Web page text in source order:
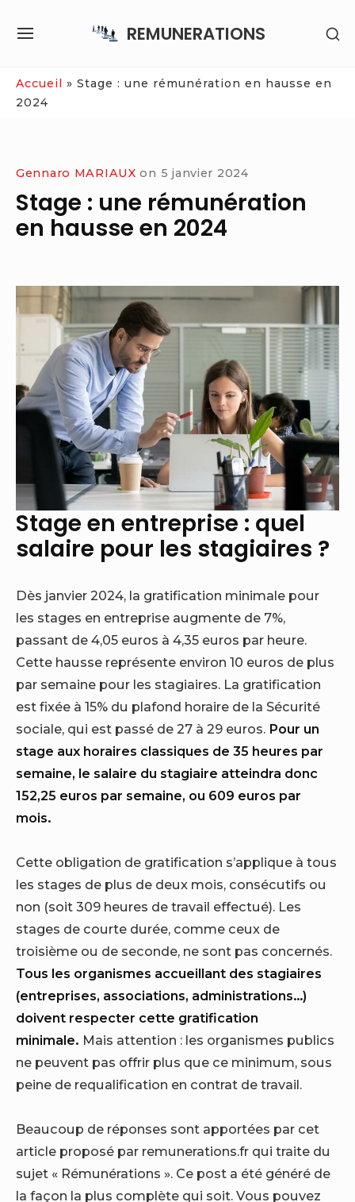
REMUNERATIONS
SITE
Accueil » Stage : une rémunération en hausse en
2024
Gennaro MARIAUX on 5 janvier 2024
Stage : une rémunération
en hausse en 2024
Stage en entreprise : quel
salaire pour les stagiaires ?
Dès janvier 2024, la gratification minimale pour
les stages en entreprise augmente de 7%,
passant de 4,05 euros à 4,35 euros par heure.
Cette hausse représente environ 10 euros de plus
par semaine pour les stagiaires. La gratification
est fixée à 15% du plafond horaire de la Sécurité
sociale, qui est passé de 27 à 29 euros. Pour un
stage aux horaires classiques de 35 heures par
semaine, le salaire du stagiaire atteindra donc
152,25 euros par semaine, ou 609 euros par
mois.
Cette obligation de gratification s’applique à tous
les stages de plus de deux mois, consécutifs ou
non (soit 309 heures de travail effectué). Les
stages de courte durée, comme ceux de
troisième ou de seconde, ne sont pas concernés.
Tous les organismes accueillant des stagiaires
(entreprises, associations, administrations…)
doivent respecter cette gratification
minimale. Mais attention : les organismes publics
ne peuvent pas offrir plus que ce minimum, sous
peine de requalification en contrat de travail.
Beaucoup de réponses sont apportées par cet
article proposé par remunerations.fr qui traite du
sujet « Rémunérations ». Ce post a été généré de
la façon la plus complète qui soit. Vous pouvez